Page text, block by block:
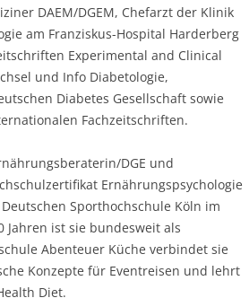
DAEM/DGEM, Chefarzt der Klinik
am Franziskus-Hospital Harderberg
Experimental and Clinical
und Info Diabetologie,
Diabetes Gesellschaft sowie
Fachzeitschriften.
DGE und
Ernährungspsychologie
Sporthochschule Köln im
ist sie bundesweit als
Abenteuer Küche verbindet sie
Konzepte für Eventreisen und lehrt
Diet.